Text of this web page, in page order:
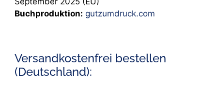
Buchproduktion: gutzumdruck.com
Versandkostenfrei bestellen
(Deutschland):